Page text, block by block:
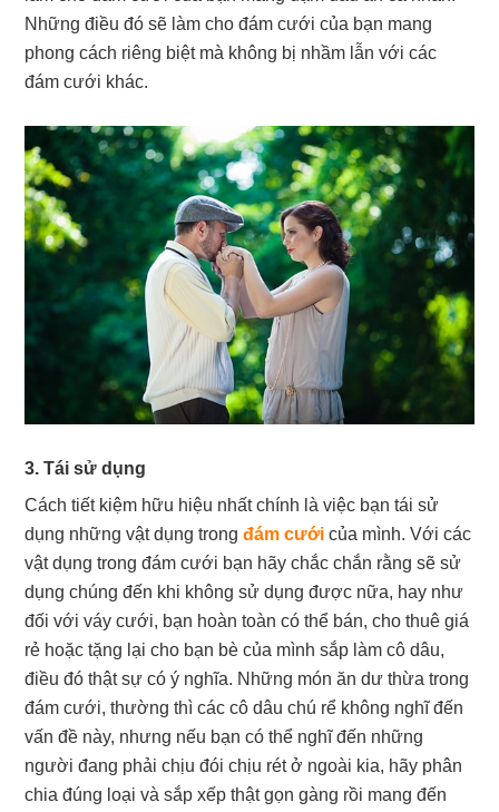
Những điều đó sẽ làm cho đám cưới của bạn mang
phong cách riêng biệt mà không bị nhầm lẫn với các
đám cưới khác.
3. Tái sử dụng
Cách tiết kiệm hữu hiệu nhất chính là việc bạn tái sử
dụng những vật dụng trongđám cưới của mình. Với các
vật dụng trong đám cưới bạn hãy chắc chắn rằng sẽ sử
dụng chúng đến khi không sử dụng được nữa, hay như
đối với váy cưới, bạn hoàn toàn có thể bán, cho thuê giá
rẻ hoặc tặng lại cho bạn bè của mình sắp làm cô dâu,
điều đó thật sự có ý nghĩa. Những món ăn dư thừa trong
đám cưới, thường thì các cô dâu chú rể không nghĩ đến
vấn đề này, nhưng nếu bạn có thể nghĩ đến những
người đang phải chịu đói chịu rét ở ngoài kia, hãy phân
chia đúng loại và sắp xếp thật gọn gàng rồi mang đến